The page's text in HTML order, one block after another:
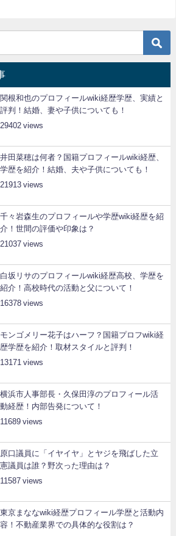
関根和也のプロフィールwiki経歴学歴、実績と
評判！結婚、妻や子供についても！
29402
井田菜穂は何者？国籍プロフィールwiki経歴、
学歴を紹介！結婚、夫や子供についても！
21913
千々岩森生のプロフィールや学歴wiki経歴を紹
介！世間の評価や印象は？
21037
白坂リサのプロフィールwiki経歴高校、学歴を
紹介！高校時代の活動と父について！
16378
モンゴメリー花子はハーフ？国籍プロフwiki経
歴学歴を紹介！取材スタイルと評判！
13171
横浜市人事部長・久保田淳のプロフィール活
動経歴！内部告発について！
11689
原口議員に「イヤイヤ」とヤジを飛ばした立
憲議員は誰？野次った理由は？
11587
東京まななwiki経歴プロフィール学歴と活動内
容！不動産業界での具体的な役割は？